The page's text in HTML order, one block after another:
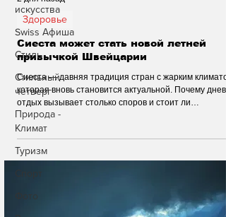
искусства
Swiss Афиша
Стиль
Стильный
четверг
Природа -
Климат
Туризм
Фото
Здоровье
Сиеста может стать новой летней
привычкой Швейцарии
Сиеста — давняя традиция стран с жарким
которая вновь становится актуальной. Почему
отдых вызывает столько споров и стоит ли
пересмотреть привычный распорядок дня во время
летнего зноя?